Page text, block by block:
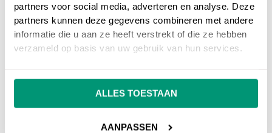
partners voor social media, adverteren en analyse. Deze
partners kunnen deze gegevens combineren met andere
informatie die u aan ze heeft verstrekt of die ze hebben
verzameld op basis van uw gebruik van hun services.
ALLES TOESTAAN
AANPASSEN
Op onsonline marketing blogvind je
interessante artikelen over online marketing, of
ga terug naar ons
online marketing
Heb je nog vragen overDescription tag
dan gerust contact met ons op.